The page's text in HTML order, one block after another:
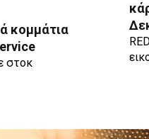
κομμάτια
στοκ